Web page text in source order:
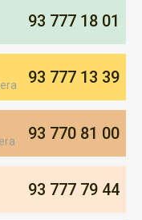
93 777 18 01
93 777 13 39
93 770 81 00
93 777 79 44